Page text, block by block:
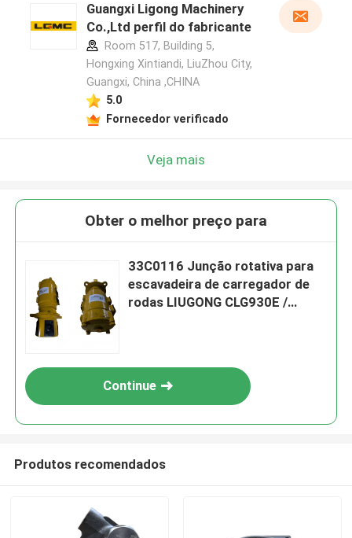
Guangxi Ligong Machinery
Co.,Ltd perfil do fabricante
Room 517, Building 5,
Hongxing Xintiandi, LiuZhou City,
Guangxi, China ,CHINA
5.0
Fornecedor verificado
Veja mais
Obter o melhor preço para
33C0116 Junção rotativa para
escavadeira de carregador de
rodas LIUGONG CLG930E /
Continue
Produtos recomendados